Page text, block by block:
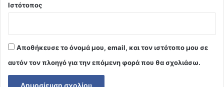
Ιστότοπος
Αποθήκευσε το όνομά μου, email, και τον ιστότοπο μου σε
αυτόν τον πλοηγό για την επόμενη φορά που θα σχολιάσω.